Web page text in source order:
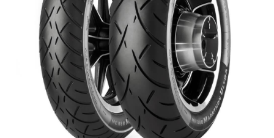
Reifentests
Kontakt